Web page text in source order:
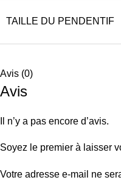
TAILLE DU PENDENTIF
Avis (0)
Avis
Il n’y a pas encore d’avis.
Soyez le premier à laisser
Votre adresse e-mail ne